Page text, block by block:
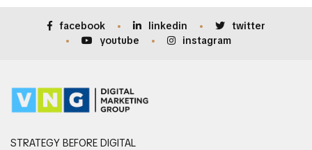
facebook linkedin
twitter
youtube
instagram
STRATEGY BEFORE DIGITAL